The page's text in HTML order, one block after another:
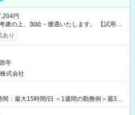
円
上、加給・優遇いたします。 【試用期
あり
寺
式会社
間：最大15時間/日 ＜1週間の勤務例＞週3回
：火・木・土・日 好きな時にお仕事